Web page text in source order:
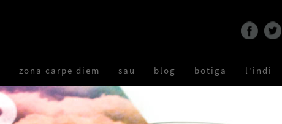
zona carpe diem sau blog botiga l'indi